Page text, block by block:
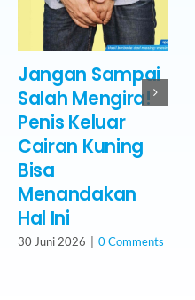
Jangan Sampai
Salah Mengira!
Penis Keluar
Cairan Kuning
Bisa
Menandakan
Hal Ini
30 Juni 2026 0 Comments